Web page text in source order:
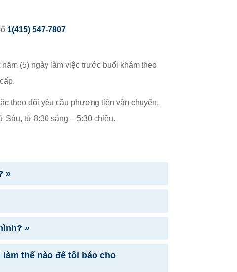
1(415) 547-7807
(5) ngày làm việc trước buổi khám theo
theo dõi yêu cầu phương tiện vận chuyển,
Sáu, từ 8:30 sáng – 5:30 chiều.
»
»
thế nào để tôi báo cho